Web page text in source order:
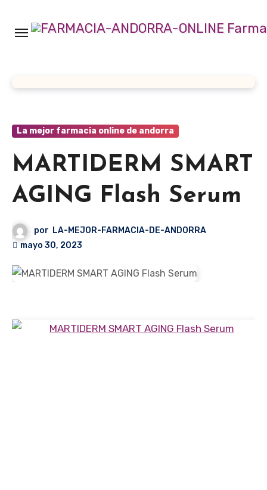
contenido
La mejor farmacia online de andorra
MARTIDERM SMART
AGING Flash Serum
por LA-MEJOR-FARMACIA-DE-ANDORRA
mayo 30, 2023